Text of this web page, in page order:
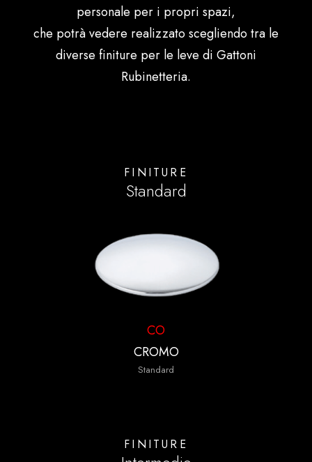
personale per i propri spazi,
che potrà vedere realizzato scegliendo tra le
diverse finiture per le leve di Gattoni
Rubinetteria.
FINITURE
Standard
CO
CROMO
Standard
FINITURE